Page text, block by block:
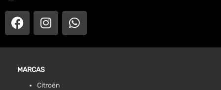
MARCAS
Citroën